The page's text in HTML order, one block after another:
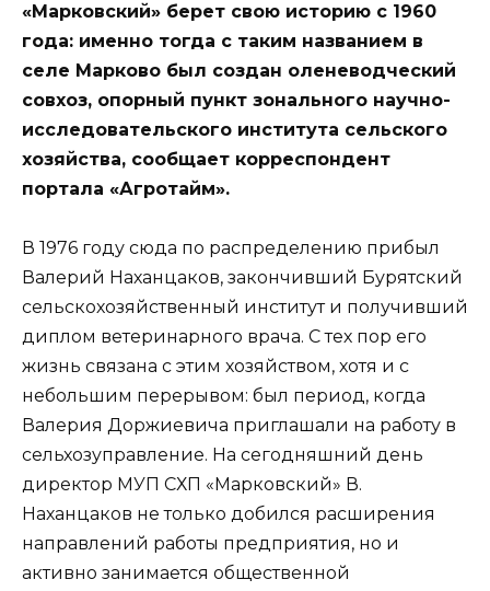
«Марковский» берет свою историю с 1960
года: именно тогда с таким названием в
селе Марково был создан оленеводческий
совхоз, опорный пункт зонального научно-
исследовательского института сельского
хозяйства, сообщает корреспондент
портала «Агротайм».
В 1976 году сюда по распределению прибыл
Валерий Наханцаков, закончивший Бурятский
сельскохозяйственный институт и получивший
диплом ветеринарного врача. С тех пор его
жизнь связана с этим хозяйством, хотя и с
небольшим перерывом: был период, когда
Валерия Доржиевича приглашали на работу в
сельхозуправление. На сегодняшний день
директор МУП СХП «Марковский» В.
Наханцаков не только добился расширения
направлений работы предприятия, но и
активно занимается общественной